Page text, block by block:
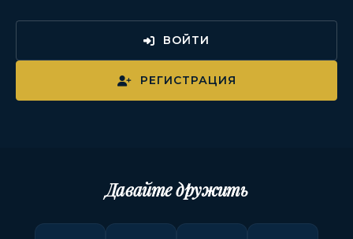
ВОЙТИ
РЕГИСТРАЦИЯ
Давайте дружить